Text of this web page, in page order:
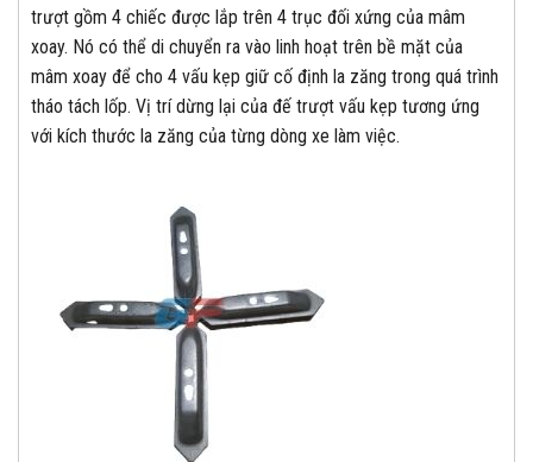
trượt gồm 4 chiếc được lắp trên 4 trục đối xứng của mâm
xoay. Nó có thể di chuyển ra vào linh hoạt trên bề mặt của
mâm xoay để cho 4 vấu kẹp giữ cố định la zăng trong quá trình
tháo tách lốp. Vị trí dừng lại của đế trượt vấu kẹp tương ứng
với kích thước la zăng của từng dòng xe làm việc.